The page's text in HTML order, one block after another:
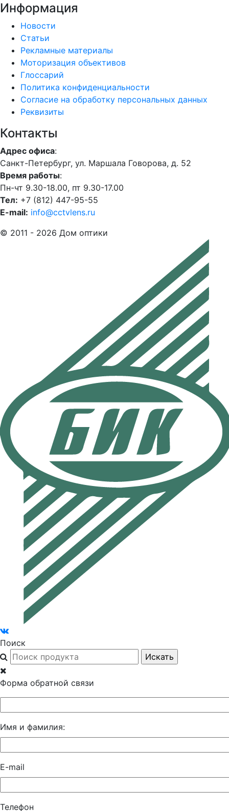
Информация
Новости
Статьи
Рекламные материалы
Моторизация объективов
Глоссарий
Политика конфиденциальности
Согласие на обработку персональных данных
Реквизиты
Контакты
Адрес офиса:
Санкт-Петербург, ул. Маршала Говорова, д. 52
Время работы:
Пн-чт 9.30-18.00, пт 9.30-17.00
Тел: +7 (812) 447-95-55
E-mail: info@cctvlens.ru
© 2011 - 2026 Дом оптики
Поиск
Форма обратной связи
Имя и фамилия:
E-mail
Телефон